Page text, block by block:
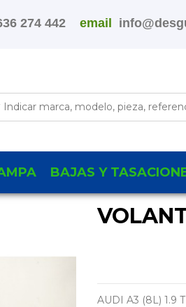
274 442 email
BAJAS Y
AUDI A3 (8L) 1.9